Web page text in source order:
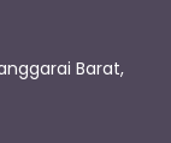
Barat,